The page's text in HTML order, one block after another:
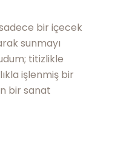
bir içecek
sunmayı
titizlikle
işlenmiş bir
bir sanat